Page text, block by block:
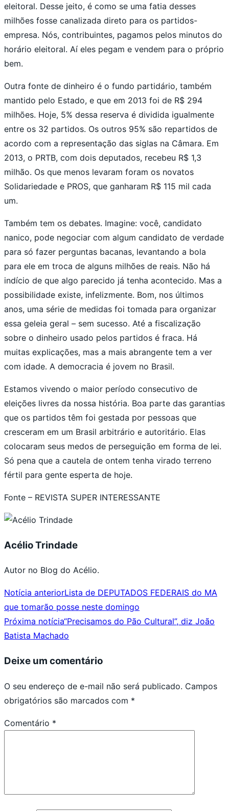
eleitoral. Desse jeito, é como se uma fatia desses
milhões fosse canalizada direto para os partidos-
empresa. Nós, contribuintes, pagamos pelos minutos do
horário eleitoral. Aí eles pegam e vendem para o próprio
bem.
Outra fonte de dinheiro é o fundo partidário, também
mantido pelo Estado, e que em 2013 foi de R$ 294
milhões. Hoje, 5% dessa reserva é dividida igualmente
entre os 32 partidos. Os outros 95% são repartidos de
acordo com a representação das siglas na Câmara. Em
2013, o PRTB, com dois deputados, recebeu R$ 1,3
milhão. Os que menos levaram foram os novatos
Solidariedade e PROS, que ganharam R$ 115 mil cada
um.
Também tem os debates. Imagine: você, candidato
nanico, pode negociar com algum candidato de verdade
para só fazer perguntas bacanas, levantando a bola
para ele em troca de alguns milhões de reais. Não há
indício de que algo parecido já tenha acontecido. Mas a
possibilidade existe, infelizmente. Bom, nos últimos
anos, uma série de medidas foi tomada para organizar
essa geleia geral – sem sucesso. Até a fiscalização
sobre o dinheiro usado pelos partidos é fraca. Há
muitas explicações, mas a mais abrangente tem a ver
com idade. A democracia é jovem no Brasil.
Estamos vivendo o maior período consecutivo de
eleições livres da nossa história. Boa parte das garantias
que os partidos têm foi gestada por pessoas que
cresceram em um Brasil arbitrário e autoritário. Elas
colocaram seus medos de perseguição em forma de lei.
Só pena que a cautela de ontem tenha virado terreno
fértil para gente esperta de hoje.
Fonte – REVISTA SUPER INTERESSANTE
Acélio Trindade
Autor no Blog do Acélio.
Notícia anteriorLista de DEPUTADOS FEDERAIS do MA
que tomarão posse neste domingo
Próxima notícia“Precisamos do Pão Cultural”, diz João
Batista Machado
Deixe um comentário
O seu endereço de e-mail não será publicado. Campos
obrigatórios são marcados com *
Comentário *